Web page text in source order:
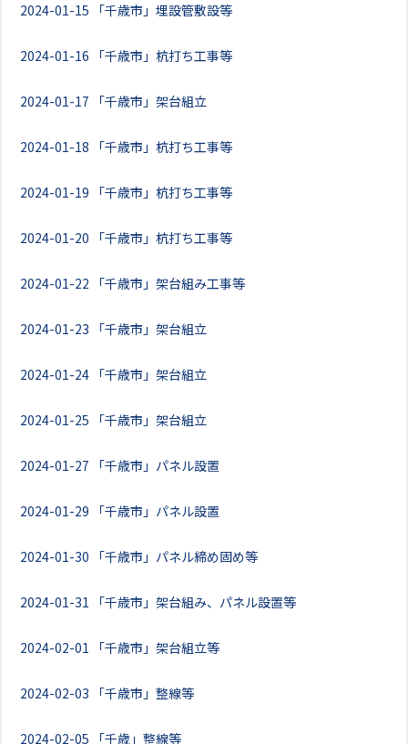
2024-01-15 「千歳市」埋設管敷設等
2024-01-16 「千歳市」杭打ち工事等
2024-01-17 「千歳市」架台組立
2024-01-18 「千歳市」杭打ち工事等
2024-01-19 「千歳市」杭打ち工事等
2024-01-20 「千歳市」杭打ち工事等
2024-01-22 「千歳市」架台組み工事等
2024-01-23 「千歳市」架台組立
2024-01-24 「千歳市」架台組立
2024-01-25 「千歳市」架台組立
2024-01-27 「千歳市」パネル設置
2024-01-29 「千歳市」パネル設置
2024-01-30 「千歳市」パネル締め固め等
2024-01-31 「千歳市」架台組み、パネル設置等
2024-02-01 「千歳市」架台組立等
2024-02-03 「千歳市」整線等
2024-02-05 「千歳」整線等